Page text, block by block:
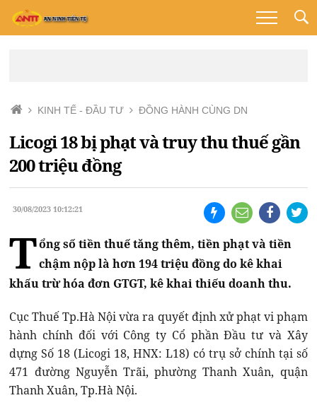
KINH TẾ - ĐẦU TƯ ĐỒNG HÀNH CÙNG DN
Licogi 18 bị phạt và truy thu thuế gần
200 triệu đồng
30/08/2023 10:12:21
Tổng số tiền thuế tăng thêm, tiền phạt và tiền
chậm nộp là hơn 194 triệu đồng do kê khai
khấu trừ hóa đơn GTGT, kê khai thiếu doanh thu.
Cục Thuế Tp.Hà Nội vừa ra quyết định xử phạt vi phạm
hành chính đối với Công ty Cổ phần Đầu tư và Xây
dựng Số 18 (Licogi 18, HNX: L18) có trụ sở chính tại số
471 đường Nguyễn Trãi, phường Thanh Xuân, quận
Thanh Xuân, Tp.Hà Nội.